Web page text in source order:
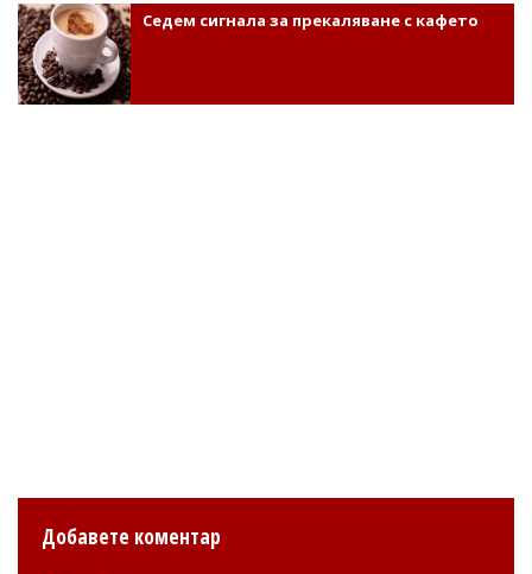
Седем сигнала за прекаляване с кафето
Добавете коментар